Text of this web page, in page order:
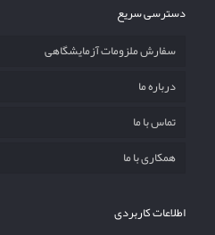
دسترسی سریع
سفارش ملزومات آزمایشگاهی
درباره ما
تماس با ما
همکاری با ما
اطلاعات کاربردی